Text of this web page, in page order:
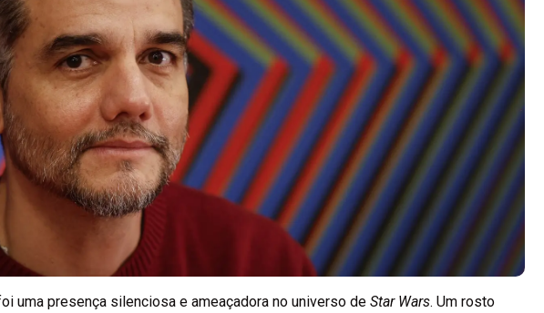
uma presença silenciosa e ameaçadora no universo de Star Wars. Um rosto